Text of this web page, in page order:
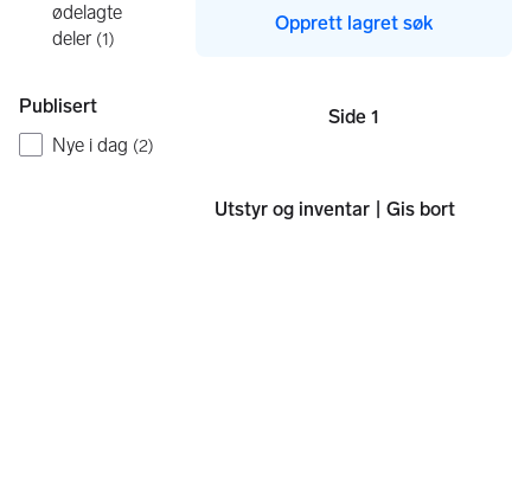
ødelagte
deler (1)
Publisert
Nye i dag (2)
Opprett lagret søk
Sider
Side 1
Utstyr og inventar | Gis bort